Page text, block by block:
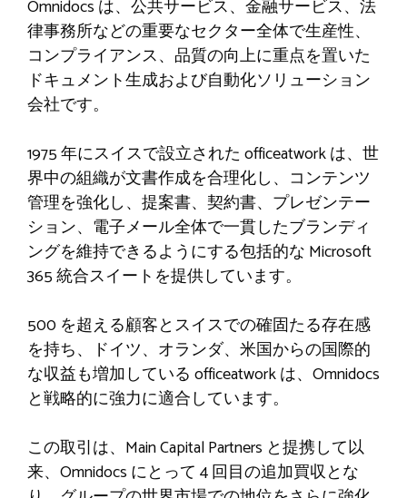
Omnidocs は、公共サービス、金融サービス、法
律事務所などの重要なセクター全体で生産性、
コンプライアンス、品質の向上に重点を置いた
ドキュメント生成および自動化ソリューション
会社です。
1975 年にスイスで設立された officeatwork は、世
界中の組織が文書作成を合理化し、コンテンツ
管理を強化し、提案書、契約書、プレゼンテー
ション、電子メール全体で一貫したブランディ
ングを維持できるようにする包括的な Microsoft
365 統合スイートを提供しています。
500 を超える顧客とスイスでの確固たる存在感
を持ち、ドイツ、オランダ、米国からの国際的
な収益も増加している officeatwork は、Omnidocs
と戦略的に強力に適合しています。
この取引は、Main Capital Partners と提携して以
来、Omnidocs にとって 4 回目の追加買収とな